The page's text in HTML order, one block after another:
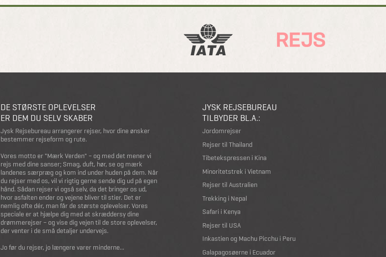
DE STØRSTE OPLEVELSER
ER DEM DU SELV SKABER
Jysk Rejsebureau arrangerer rejser, hvor dine ønsker
bestemmer rejseform og rute.
Vores motto er "Mærk Verden" – og med det mener vi
rejs med dine sanser; Smag, duft, hør, se og mærk
landenes særpræg og kom ind under huden på dem. Når
du rejser med os, vil vi rigtig gerne sende dig ud på egen
hånd. Sådan rejser vi også selv, da det bringer os ud,
hvor asfalten ender og vejene bliver til stier. Det er
nemlig ofte dér, man får de største oplevelser. Vores
speciale er at hjælpe dig med at skræddersy dine
drømmerejser – og vise dig vejen til de store oplevelser,
der venter i de små detaljer undervejs.
Jo før du rejser, jo længere varer minderne...
JYSK REJSEBUREAU
TILBYDER BL.A.:
Jordomrejser
Rejser til Thailand
Tibetekspressen i Kina
Minoritetstrek i Vietnam
Rejser til Australien
Trekking i Nepal
Safari i Kenya
Rejser til USA
Inkastien og Machu Picchu i Peru
Galapagosøerne i Ecuador